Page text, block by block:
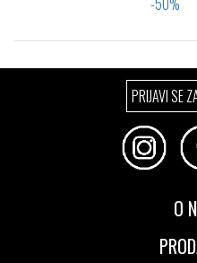
Izaberi željeni broj:
42
44
47.5
PRIJAVI SE
O